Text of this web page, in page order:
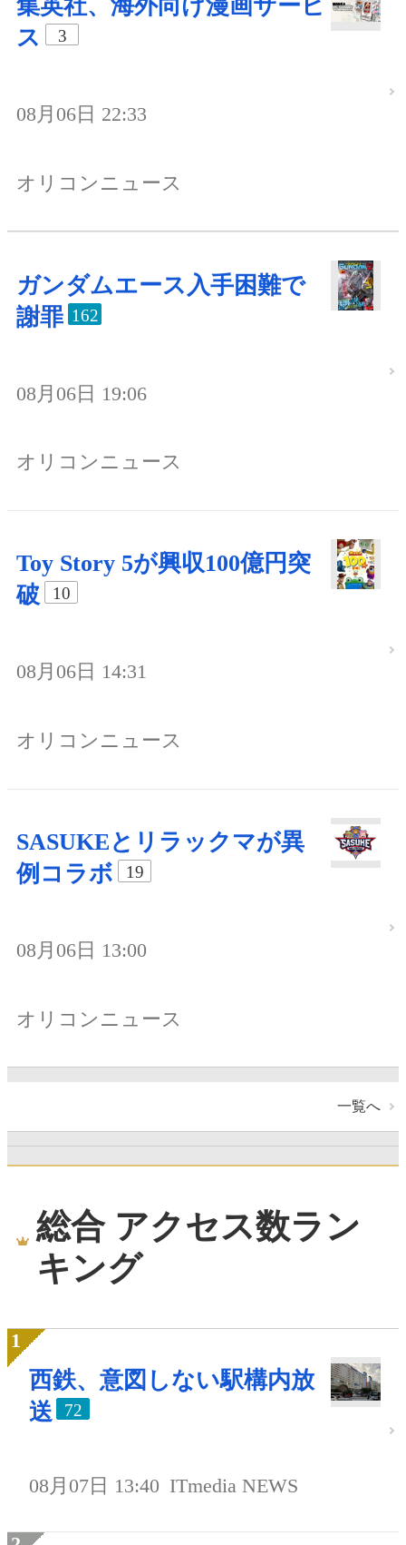
集英社、海外向け漫画サービ
ス
3
08月06日 22:33
オリコンニュース
ガンダムエース入手困難で
謝罪 162
08月06日 19:06
オリコンニュース
Toy Story 5が興収100億円突
破
10
08月06日 14:31
オリコンニュース
SASUKEとリラックマが異
例コラボ
19
08月06日 13:00
オリコンニュース
一覧へ
総合 アクセス数ラン
キング
西鉄、意図しない駅構内放
送
72
08月07日 13:40 ITmedia NEWS